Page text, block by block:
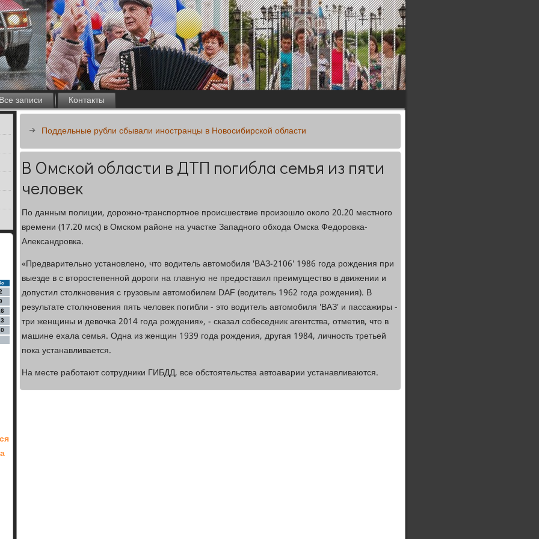
записи Контакты
Поддельные рубли сбывали иностранцы в Новосибирской области
В Омской области в ДТП погибла семья из пяти
человек
По данным полиции, дорожно-транспортное происшествие произошло около 20.20 местного
времени (17.20 мск) в Омском районе на участке Западного обхода Омска Федоровка-
Александровка.
«Предварительно установлено, что водитель автомобиля 'ВАЗ-2106' 1986 года рождения при
выезде в с второстепенной дороги на главную не предоставил преимущество в движении и
допустил столкновения с грузовым автомобилем DAF (водитель 1962 года рождения). В
результате столкновения пять человек погибли - это водитель автомобиля 'ВАЗ' и пассажиры -
три женщины и девочка 2014 года рождения», - сказал собеседник агентства, отметив, что в
машине ехала семья. Одна из женщин 1939 года рождения, другая 1984, личность третьей
пока устанавливается.
На месте работают сотрудники ГИБДД, все обстоятельства автоаварии устанавливаются.